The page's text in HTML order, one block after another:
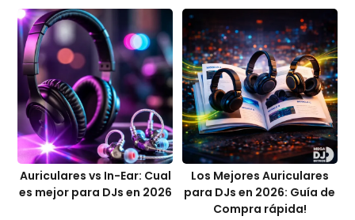
Auriculares vs In-Ear: Cual
es mejor para DJs en 2026
Los Mejores Auriculares
para DJs en 2026: Guía de
Compra rápida!